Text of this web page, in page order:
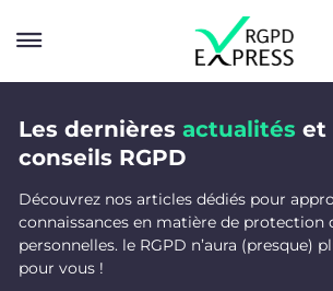
Solutions
Entreprise
Ressources
Les dernières actualités et
conseils RGPD
Découvrez nos articles dédiés pour
connaissances en matière de protection
personnelles. le RGPD n’aura (presque)
pour vous !